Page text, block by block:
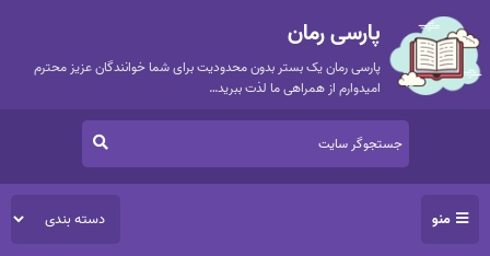
پارسی رمان
پارسی رمان یک بستر بدون محدودیت برای شما خوانندگان عزیز محترم
امیدوارم از همراهی ما لذت ببرید…
منو